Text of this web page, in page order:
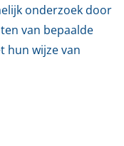
onderzoek door
van bepaalde
hun wijze van